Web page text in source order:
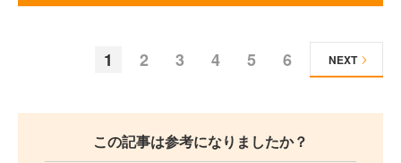
1 2 3 4 5 6 NEXT
この記事は参考になりましたか？